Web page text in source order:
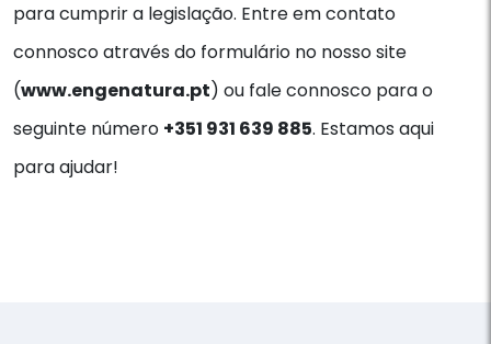
para cumprir a legislação. Entre em contato
connosco através do formulário no nosso site
(www.engenatura.pt) ou fale connosco para o
seguinte número +351 931 639 885. Estamos aqui
para ajudar!